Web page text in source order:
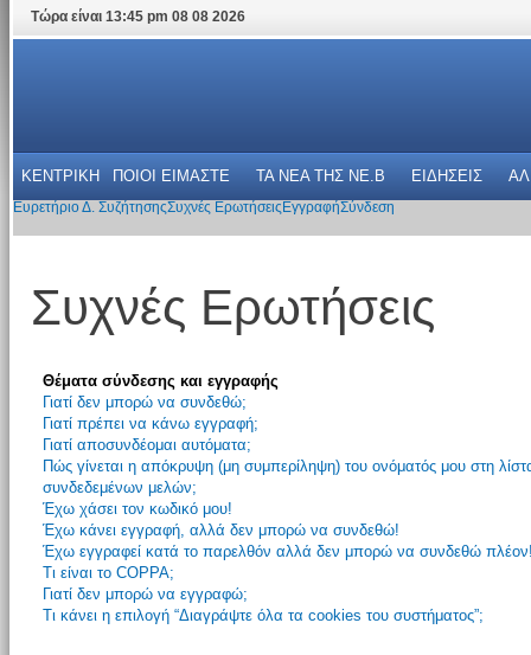
Τώρα είναι 13:45 pm 08 08 2026
ΚΕΝΤΡΙΚΗ ΠΟΙΟΙ ΕΙΜΑΣΤΕ ΤΑ ΝΕΑ THΣ NE.B ΕΙΔΗΣΕΙΣ
Ευρετήριο Δ. ΣυζήτησηςΣυχνές Ερωτήσεις ΕγγραφήΣύνδεση
Συχνές Ερωτήσεις
Θέματα σύνδεσης και εγγραφής
Γιατί δεν μπορώ να συνδεθώ;
Γιατί πρέπει να κάνω εγγραφή;
Γιατί αποσυνδέομαι αυτόματα;
Πώς γίνεται η απόκρυψη (μη συμπερίληψη) του ονόματός μου στη
συνδεδεμένων μελών;
Έχω χάσει τον κωδικό μου!
Έχω κάνει εγγραφή, αλλά δεν μπορώ να συνδεθώ!
Έχω εγγραφεί κατά το παρελθόν αλλά δεν μπορώ να συνδεθώ
Τι είναι το COPPA;
Γιατί δεν μπορώ να εγγραφώ;
Τι κάνει η επιλογή “Διαγράψτε όλα τα cookies του συστήματος”;